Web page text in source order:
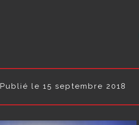
Publié le 15 septembre 2018